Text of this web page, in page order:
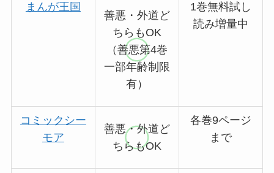
まんが王国
善悪・外道ど
ちらもOK
（善悪第4巻
一部年齢制限
有）
1巻無料試し
読み増量中
コミックシー
モア
善悪・外道ど
ちらもOK
各巻9ページ
まで